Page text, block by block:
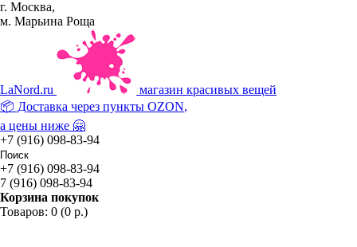
г. Москва,
м. Марьина Роща
LaNord.ru
магазин красивых вещей
📦 Доставка через пункты OZON,
а цены ниже 🤗
+7 (916) 098-83-94
+7 (916) 098-83-94
7 (916) 098-83-94
Корзина покупок
Товаров: 0 (0 р.)